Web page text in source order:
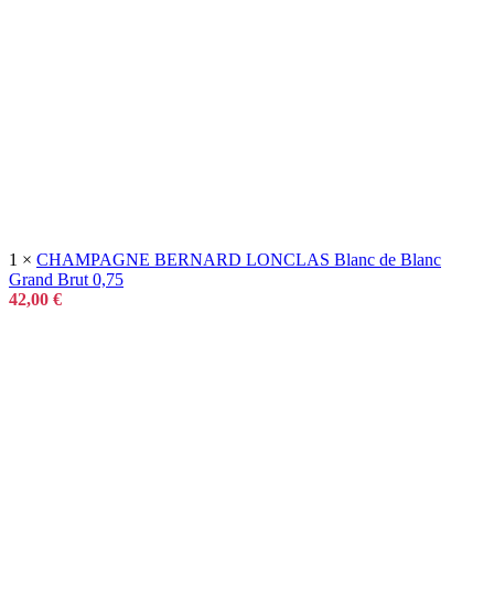
1 × CHAMPAGNE BERNARD LONCLAS Blanc de Blanc
Grand Brut 0,75
42,00 €